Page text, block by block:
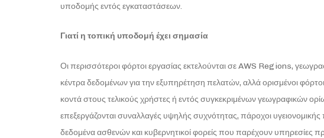
υποδομής εντός εγκαταστάσεων.
Γιατί η τοπική υποδομή έχει σημασία
Οι περισσότεροι φόρτοι εργασίας εκτελούνται σε AWS Regions,
κέντρα δεδομένων για την εξυπηρέτηση πελατών, αλλά ορισμένοι
κοντά στους τελικούς χρήστες ή εντός συγκεκριμένων γεωγραφικών
επεξεργάζονται συναλλαγές υψηλής συχνότητας, πάροχοι υγειονομικής
δεδομένα ασθενών και κυβερνητικοί φορείς που παρέχουν υπηρεσίες